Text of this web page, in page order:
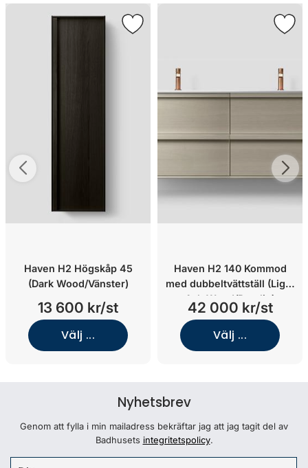
Haven H2 Högskåp 45
(Dark Wood/Vänster)
13 600 kr/st
Välj ...
Haven H2 140 Kommod
med dubbeltvättställ (Light
Ash Wood/Porslin)
42 000 kr/st
Välj ...
Nyhetsbrev
Genom att fylla i min mailadress bekräftar jag att jag tagit del av
Badhusets integritetspolicy.